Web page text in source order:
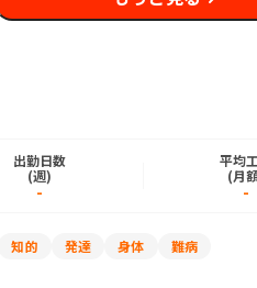
出勤日数
(週)
-
平均
(月
-
知的 発達 身体 難病